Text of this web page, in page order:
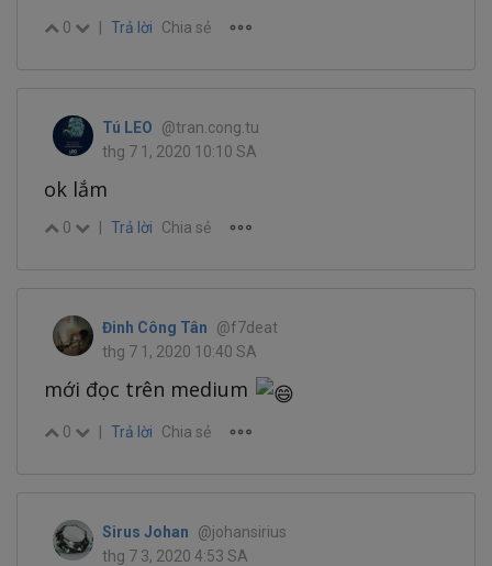
0 Trả lời Chia sẻ
Tú LEO
@tran.cong.tu
thg 7 1, 2020 10:10 SA
ok lắm
0 Trả lời Chia sẻ
Đinh Công Tân
@f7deat
thg 7 1, 2020 10:40 SA
mới đọc trên medium
0 Trả lời Chia sẻ
Sirus Johan
@johansirius
thg 7 3, 2020 4:53 SA